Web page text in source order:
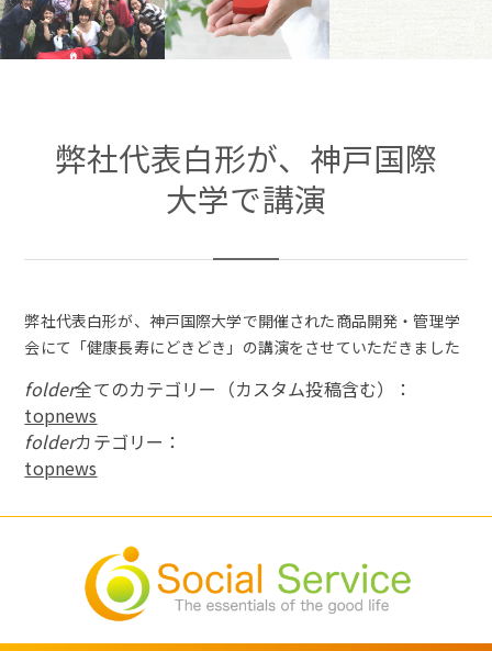
弊社代表白形が、神戸国際
大学で講演
弊社代表白形が、神戸国際大学で開催された商品開発・管理学
会にて「健康長寿にどきどき」の講演をさせていただきました
folder全てのカテゴリー（カスタム投稿含む）：
topnews
folderカテゴリー：
topnews